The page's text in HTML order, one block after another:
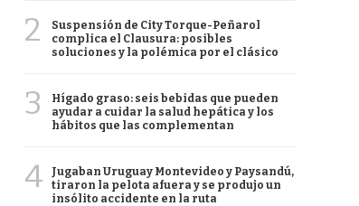
2
Suspensión de City Torque-Peñarol
complica el Clausura: posibles
soluciones y la polémica por el clásico
3
Hígado graso: seis bebidas que pueden
ayudar a cuidar la salud hepática y los
hábitos que las complementan
4
Jugaban Uruguay Montevideo y Paysandú,
tiraron la pelota afuera y se produjo un
insólito accidente en la ruta